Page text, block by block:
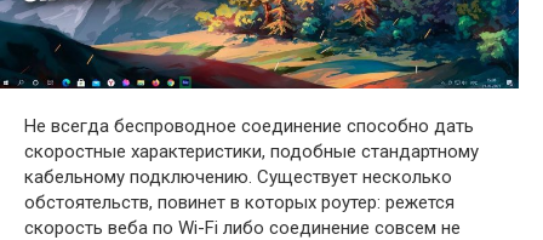
Не всегда беспроводное соединение способно дать
скоростные характеристики, подобные стандартному
кабельному подключению. Существует несколько
обстоятельств, повинет в которых роутер: режется
скорость веба по Wi-Fi либо соединение совсем не